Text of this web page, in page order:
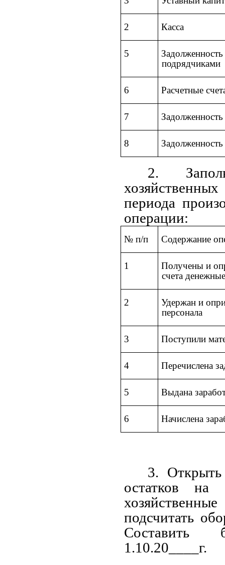
2 Касса
5
подрядчиками
6 Расчетные
7
8
2.
периода
операции:
№ п/п Содержание
1
Получены и
счета
2
Удержан и
персонала
3 Поступили
4 Перечислена
5 Выдана
6 Начислена
3. Открыть
остатков
подсчитать
Составить
1.10.20____г.